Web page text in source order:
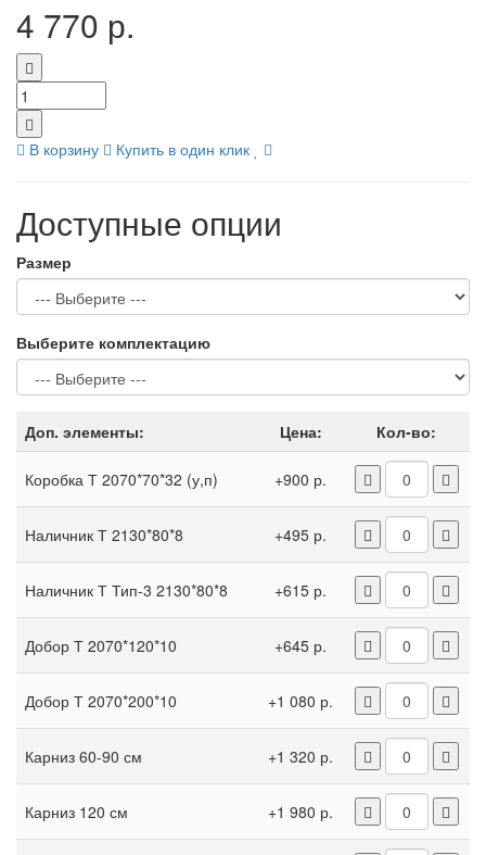
4 770 р.
В корзину Купить в один клик
Доступные опции
Размер
Выберите комплектацию
Доп. элементы: Цена: Кол-во:
Коробка Т 2070*70*32 (у,п) +900 р.
Наличник Т 2130*80*8 +495 р.
Наличник Т Тип-3 2130*80*8 +615 р.
Добор Т 2070*120*10 +645 р.
Добор Т 2070*200*10 +1 080 р.
Карниз 60-90 см +1 320 р.
Карниз 120 см +1 980 р.